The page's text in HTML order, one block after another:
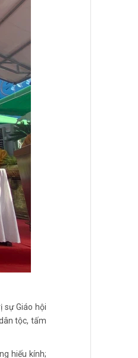
sự Giáo hội
tộc, tấm
hiếu kính;